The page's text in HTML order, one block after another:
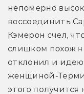
непомерно
воссоединить
Кэмерон счел,
слишком похож
отклонил и
женщиной-
этого получится